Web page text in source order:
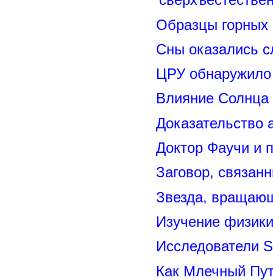
Образцы горных
Сны оказались
ЦРУ обнаружило
Влияние
Доказательство
Доктор Фаучи и
Заговор,
Звезда,
Изучение
Исследователи
Как Млечный